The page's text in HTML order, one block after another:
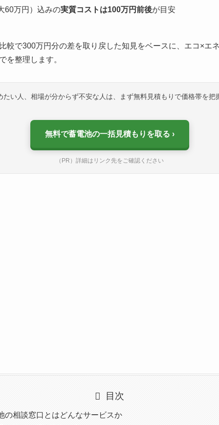
60万円）込みの実質コストは100万円前後が目安
較で300万円分の差を取り戻した知見をベースに、エコ×エ
を整理します。
い人、相場が分からず不安な人は、まず無料見積もりで価格帯を
無料で蓄電池の一括見積もりを取る
（PR）詳細はリンク先をご確認ください
目次
の相談窓口とはどんなサービスか